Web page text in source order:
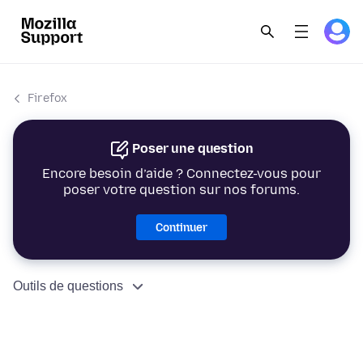
Firefox
Poser une question
Encore besoin d’aide ? Connectez-vous pour
poser votre question sur nos forums.
Continuer
Outils de questions